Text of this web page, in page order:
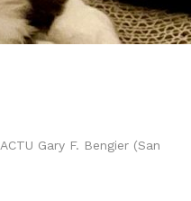
ACTU Gary F. Bengier (San